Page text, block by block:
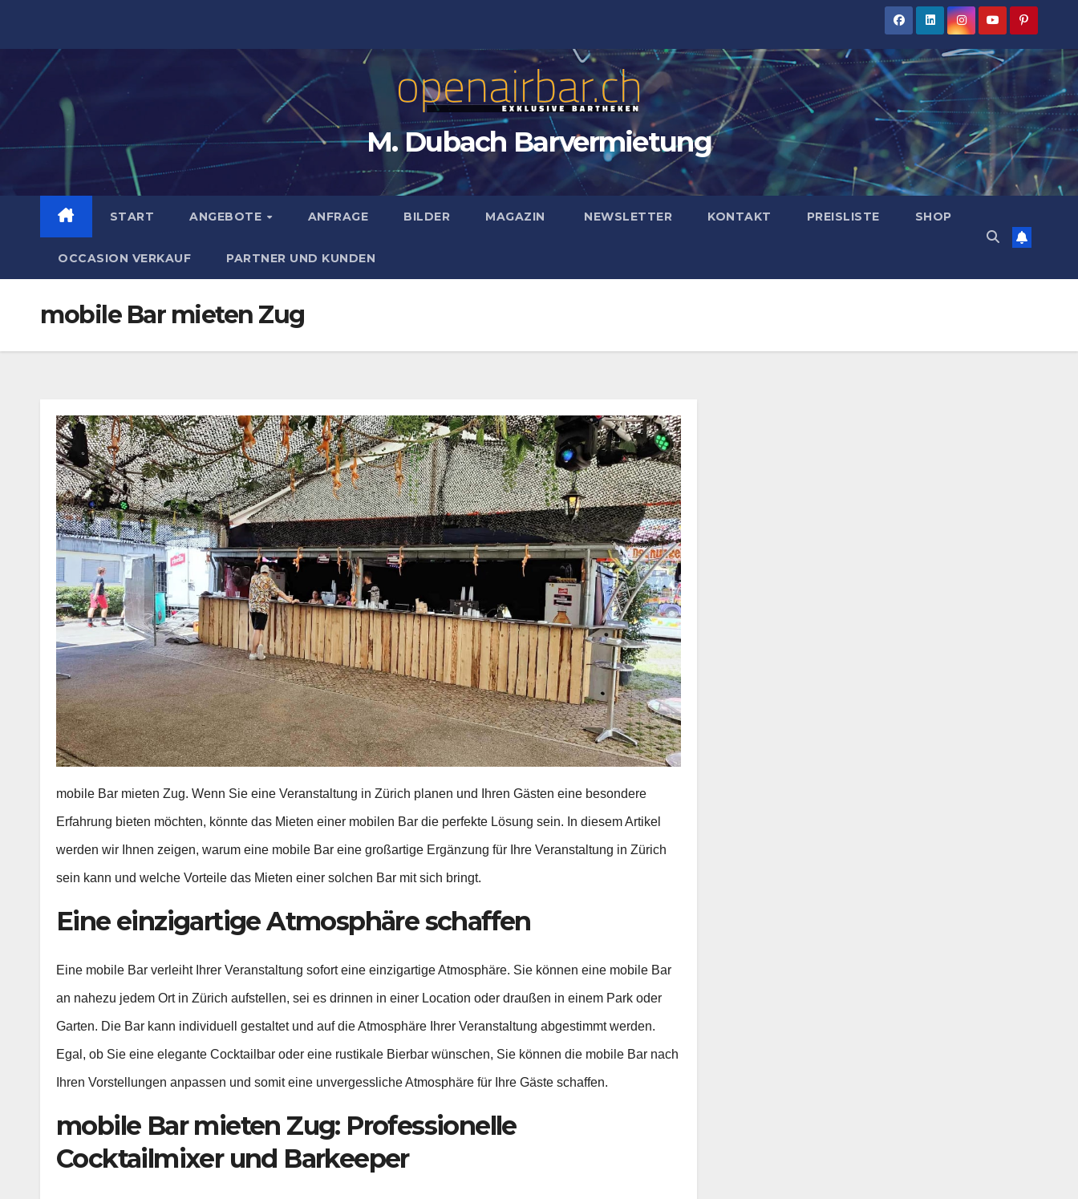
M. Dubach Barvermietung
START ANGEBOTE ANFRAGE BILDER MAGAZIN NEWSLETTER KONTAKT PREISLISTE SHOP
OCCASION VERKAUF PARTNER UND KUNDEN
mobile Bar mieten Zug
mobile Bar mieten Zug. Wenn Sie eine Veranstaltung in Zürich planen und Ihren Gästen eine besondere
Erfahrung bieten möchten, könnte das Mieten einer mobilen Bar die perfekte Lösung sein. In diesem Artikel
werden wir Ihnen zeigen, warum eine mobile Bar eine großartige Ergänzung für Ihre Veranstaltung in Zürich
sein kann und welche Vorteile das Mieten einer solchen Bar mit sich bringt.
Eine einzigartige Atmosphäre schaffen
Eine mobile Bar verleiht Ihrer Veranstaltung sofort eine einzigartige Atmosphäre. Sie können eine mobile Bar
an nahezu jedem Ort in Zürich aufstellen, sei es drinnen in einer Location oder draußen in einem Park oder
Garten. Die Bar kann individuell gestaltet und auf die Atmosphäre Ihrer Veranstaltung abgestimmt werden.
Egal, ob Sie eine elegante Cocktailbar oder eine rustikale Bierbar wünschen, Sie können die mobile Bar nach
Ihren Vorstellungen anpassen und somit eine unvergessliche Atmosphäre für Ihre Gäste schaffen.
mobile Bar mieten Zug: Professionelle
Cocktailmixer und Barkeeper